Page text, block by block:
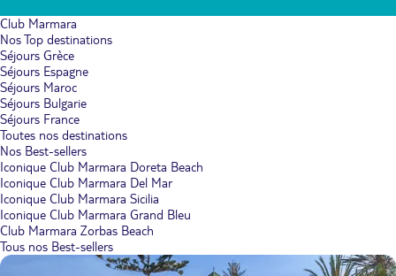
Club Marmara
Nos Top destinations
Séjours Grèce
Séjours Espagne
Séjours Maroc
Séjours Bulgarie
Séjours France
Toutes nos destinations
Nos Best-sellers
Iconique Club Marmara Doreta Beach
Iconique Club Marmara Del Mar
Iconique Club Marmara Sicilia
Iconique Club Marmara Grand Bleu
Club Marmara Zorbas Beach
Tous nos Best-sellers